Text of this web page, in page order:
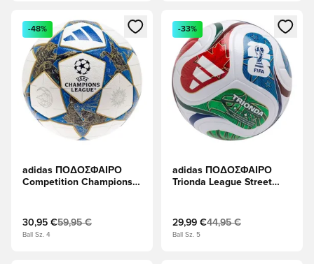
Ανοίγει ένα Modal για να συνδεθείτε ή να εγγραφείτε ως
-48%
adidas ΠΟΔΟΣΦΑΙΡΟ
Competition Champions
Μεταλλικό
30,95 €59,95 €
Ball Sz. 4
Ανοίγει ένα Modal για να
-33%
adidas ΠΟΔΟΣΦΑΙΡΟ
Trionda League Street
Μπλε/Κόκκινο υψηλής
ανάλυσης
29,99 €44,95 €
Ball Sz. 5